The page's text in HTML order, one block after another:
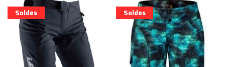
Soldes Soldes